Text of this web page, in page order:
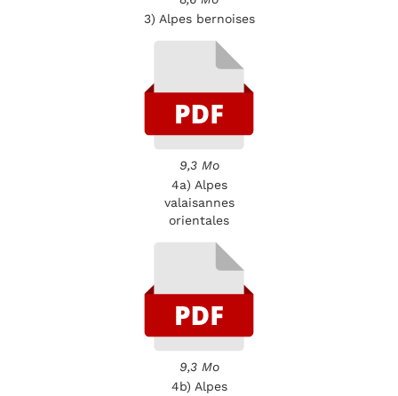
3) Alpes bernoises
9,3 Mo
4a) Alpes
valaisannes
orientales
9,3 Mo
4b) Alpes